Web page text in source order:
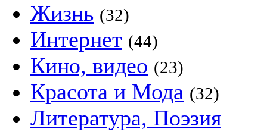
Жизнь (32)
Интернет (44)
Кино, видео (23)
Красота и Мода (32)
Литература, Поэзия